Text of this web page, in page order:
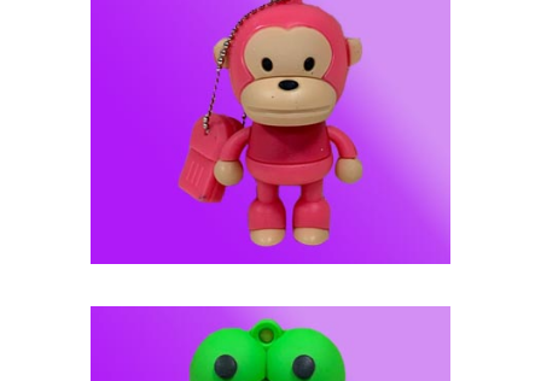
فلش مموری عروسکی -- کد J106
فلش مموری عروسکی -- کد J113